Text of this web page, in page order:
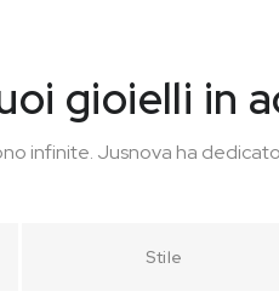
gioielli in
infinite. Jusnova ha
Stile